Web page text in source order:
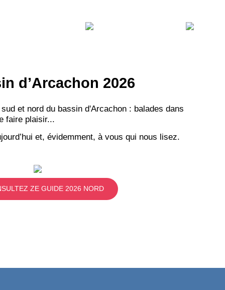
d’Arcachon 2026
et nord du bassin d'Arcachon : balades dans
faire plaisir...
et, évidemment, à vous qui nous lisez.
ZE GUIDE 2026 NORD